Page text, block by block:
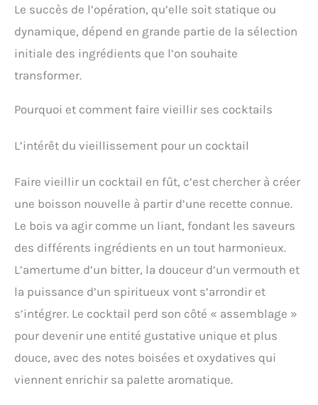
Le succès de l’opération, qu’elle soit statique ou
dynamique, dépend en grande partie de la sélection
initiale des ingrédients que l’on souhaite
transformer.
Pourquoi et comment faire vieillir ses cocktails
L’intérêt du vieillissement pour un cocktail
Faire vieillir un cocktail en fût, c’est chercher à créer
une boisson nouvelle à partir d’une recette connue.
Le bois va agir comme un liant, fondant les saveurs
des différents ingrédients en un tout harmonieux.
L’amertume d’un bitter, la douceur d’un vermouth et
la puissance d’un spiritueux vont s’arrondir et
s’intégrer. Le cocktail perd son côté « assemblage »
pour devenir une entité gustative unique et plus
douce, avec des notes boisées et oxydatives qui
viennent enrichir sa palette aromatique.